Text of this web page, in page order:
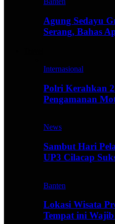
Agung Sedayu
Serang, Bahas
Internasional
Polri Kerahkan
Pengamanan
News
Sambut Hari
UP3 Cilacap
Banten
Lokasi Wisata
Tempat ini